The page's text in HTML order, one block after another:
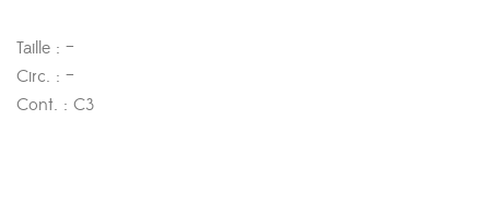
Taille : –
Circ. : –
Cont. : C3